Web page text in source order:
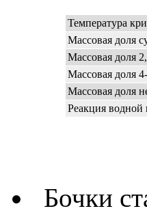
Температура
Массовая доля
Массовая доля
Массовая доля
Массовая доля
Реакция водной
Бочки